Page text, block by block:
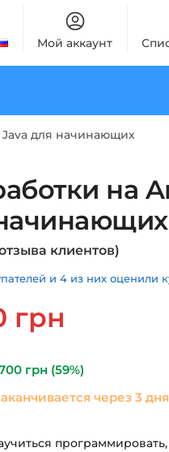
Мой аккаунт
для начинающих
на
клиентов)
и 4 из них оценили
грн
грн (59%)
через3